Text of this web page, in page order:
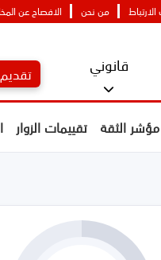
من نحن الافصاح عن
قانوني
مؤشر الثقة تقييمات الزوار